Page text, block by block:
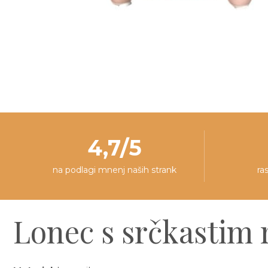
4,7/5
na podlagi mnenj naših strank
Lonec s srčkastim